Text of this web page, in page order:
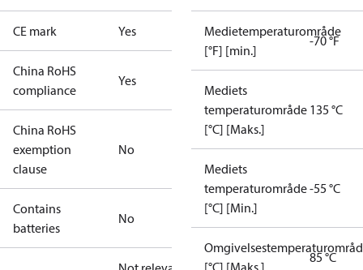
CE mark Yes
China RoHS
compliance
Yes
China RoHS
exemption
clause
No
Contains
batteries
No
Medietemperaturområde
[°F] [min.]
-70 °F
Mediets
temperaturområde
[°C] [Maks.]
135 °C
Mediets
temperaturområde
[°C] [Min.]
-55 °C
[°C] [Maks.]
85 °C